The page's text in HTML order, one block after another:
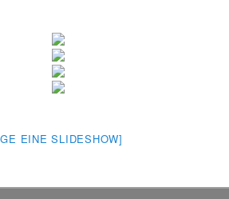
EINE SLIDESHOW]